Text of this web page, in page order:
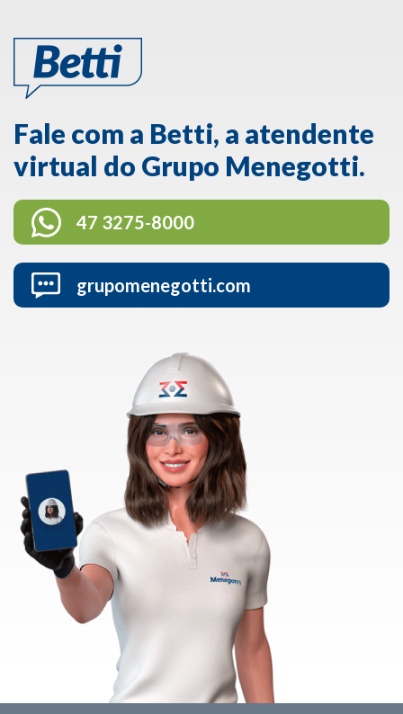
Fale com a Betti, a atendente
virtual do Grupo Menegotti.
47 3275-8000
grupomenegotti.com